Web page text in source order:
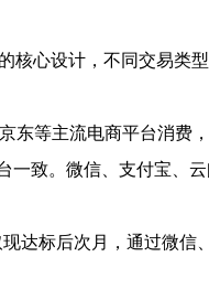
核心设计，不同交易类
东等主流电商平台消费
一致。微信、支付宝、
现达标后次月，通过微